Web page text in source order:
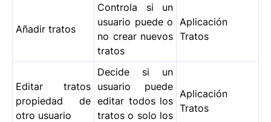
Añadir tratos
Controla si un
usuario puede o
no crear nuevos
tratos
Aplicación
Tratos
Editar tratos
propiedad de
otro usuario
Decide si un
usuario puede
editar todos los
tratos o solo los
Aplicación
Tratos